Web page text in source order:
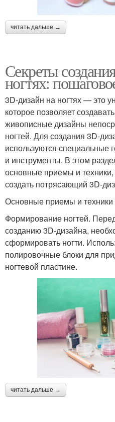
читать дальше →
Секреты
ногтях:
3D-дизайн на ногтях — это
которое позволяет
живописные дизайны
ногтей. Для создания 3D-
используются специальные
и инструменты. В этом
основные приемы и
создать потрясающий 3D-
Основные приемы и техники
Формирование ногтей.
созданию 3D-дизайна,
сформировать ногти.
полировочные блоки для
ногтевой пластине.
читать дальше →